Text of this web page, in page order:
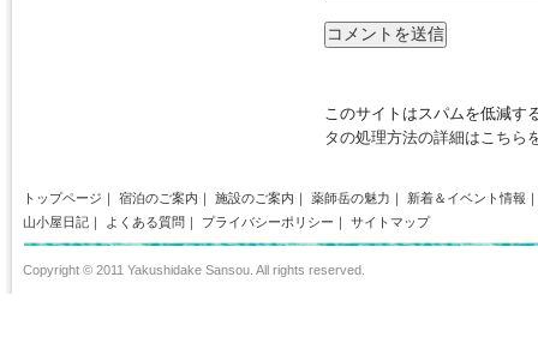
このサイトはスパムを低減す
タの処理方法の詳細はこちら
トップページ ｜ 宿泊のご案内 ｜ 施設のご案内 ｜ 薬師岳の魅力 ｜ 新着＆イベント情報 ｜
山小屋日記 ｜ よくある質問 ｜ プライバシーポリシー ｜ サイトマップ
Copyright © 2011 Yakushidake Sansou. All rights reserved.